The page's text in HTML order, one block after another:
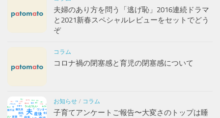
夫婦のあり方を問う「逃げ恥」2016連続ドラマ
と2021新春スペシャルレビューをセットでどう
ぞ
コラム
コロナ禍の閉塞感と育児の閉塞感について
お知らせ / コラム
子育てアンケートご報告〜大変さのトップは睡